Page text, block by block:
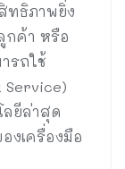
ทธิภาพยิ่ง
กค้า หรือ
รถใช้
Service)
ลยีล่าสุด
งเครื่องมือ